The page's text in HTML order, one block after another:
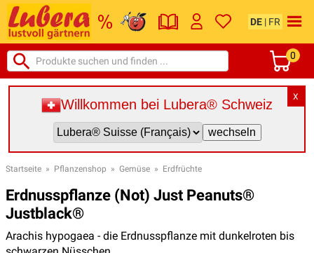
DE | FR
0
X
Willkommen bei Lubera® Schweiz
Startseite » Pflanzenshop » Gemüse » Erdfrüchte
Erdnusspflanze (Not) Just Peanuts®
Justblack®
Arachis hypogaea - die Erdnusspflanze mit dunkelroten bis